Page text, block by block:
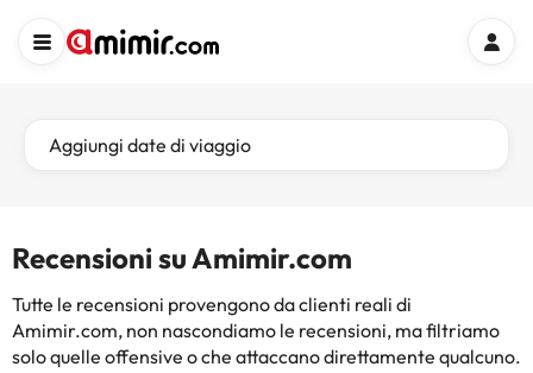
Aggiungi date di viaggio
Recensioni su Amimir.com
Tutte le recensioni provengono da clienti reali di
Amimir.com, non nascondiamo le recensioni, ma filtriamo
solo quelle offensive o che attaccano direttamente qualcuno.